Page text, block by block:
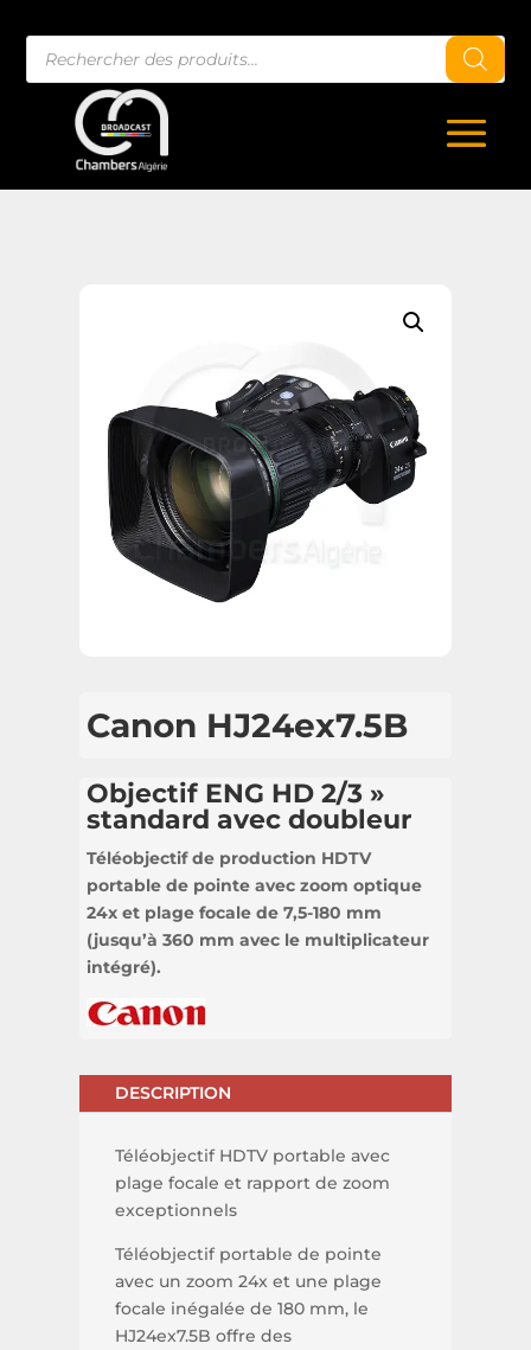
Recherche
de
produits
Canon HJ24ex7.5B
Objectif ENG HD 2/3 »
standard avec doubleur
Téléobjectif de production HDTV
portable de pointe avec zoom optique
24x et plage focale de 7,5-180 mm
(jusqu’à 360 mm avec le multiplicateur
intégré).
DESCRIPTION
Téléobjectif HDTV portable avec
plage focale et rapport de zoom
exceptionnels
Téléobjectif portable de pointe
avec un zoom 24x et une plage
focale inégalée de 180 mm, le
HJ24ex7.5B offre des